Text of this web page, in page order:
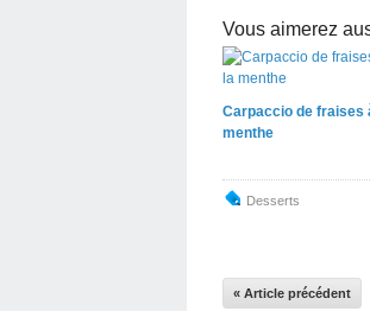
Vous aimerez
Carpaccio de fraises
menthe
Desserts
« Article précédent